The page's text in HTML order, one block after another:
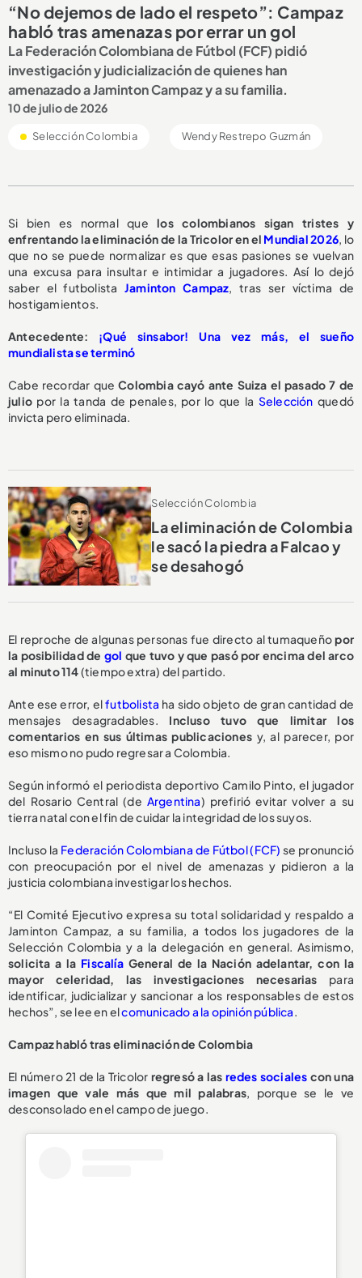
“No dejemos de lado el respeto”: Campaz
habló tras amenazas por errar un gol
La Federación Colombiana de Fútbol (FCF) pidió
investigación y judicialización de quienes han
amenazado a Jaminton Campaz y a su familia.
10 de julio de 2026
Selección Colombia Wendy Restrepo Guzmán
Si bien es normal que los colombianos sigan tristes y
enfrentando la eliminación de la Tricolor en el Mundial 2026, lo
que no se puede normalizar es que esas pasiones se vuelvan
una excusa para insultar e intimidar a jugadores. Así lo dejó
saber el futbolistaJaminton Campaz, tras ser víctima de
hostigamientos.
Antecedente: ¡Qué sinsabor! Una vez más, el sueño
mundialista se terminó
Cabe recordar que Colombia cayó ante Suiza el pasado 7 de
julio por la tanda de penales, por lo que la Selección quedó
invicta pero eliminada.
Selección Colombia
La eliminación de Colombia
le sacó la piedra a Falcao y
se desahogó
El reproche de algunas personas fue directo al tumaqueñopor
la posibilidad de gol que tuvo y que pasó por encima del arco
al minuto 114(tiempo extra) del partido.
Ante ese error, elfutbolista ha sido objeto de gran cantidad de
mensajes desagradables. Incluso tuvo que limitar los
comentarios en sus últimas publicaciones y, al parecer, por
eso mismo no pudo regresar a Colombia.
Según informó el periodista deportivo Camilo Pinto, el jugador
del Rosario Central (de Argentina) prefirió evitar volver a su
tierra natal con el fin de cuidar la integridad de los suyos.
Incluso la Federación Colombiana de Fútbol (FCF) se pronunció
con preocupación por el nivel de amenazas y pidieron a la
justicia colombiana investigar los hechos.
“El Comité Ejecutivo expresa su total solidaridad y respaldo a
Jaminton Campaz, a su familia, a todos los jugadores de la
Selección Colombia y a la delegación en general. Asimismo,
solicita a la FiscalíaGeneral de la Nación adelantar, con la
mayor celeridad, las investigaciones necesarias para
identificar, judicializar y sancionar a los responsables de estos
hechos”, se lee en elcomunicado a la opinión pública.
Campaz habló tras eliminación de Colombia
El número 21 de la Tricolor regresó a las redes sociales con una
imagen que vale más que mil palabras, porque se le ve
desconsolado en el campo de juego.